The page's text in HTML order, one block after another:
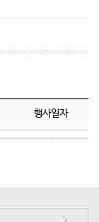
행사일자